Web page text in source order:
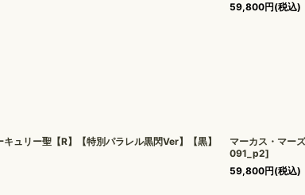
59,800円(税込)
キュリー聖【R】【特別パラレル黒閃Ver】【黒】
マーカス・マー
091_p2]
59,800円(税込)